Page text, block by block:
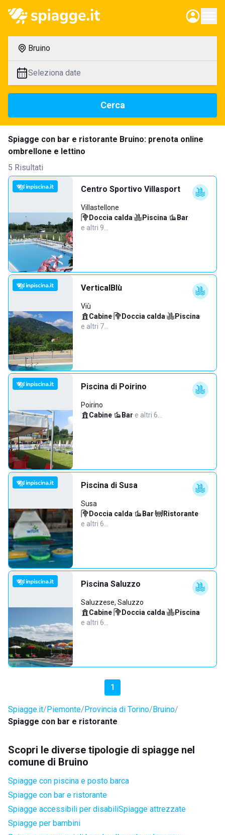
Bruino
Seleziona date
Cerca
Spiagge con bar e ristorante Bruino: prenota online
ombrellone e lettino
5 Risultati
Centro Sportivo Villasport
Villastellone
Doccia calda· Piscina· Bar·
e altri 9…
VerticalBlù
Viù
Cabine· Doccia calda· Piscina·
e altri 7…
Piscina di Poirino
Poirino
Cabine· Bar·e altri 6…
Piscina di Susa
Susa
Doccia calda· Bar· Ristorante·
e altri 6…
Piscina Saluzzo
Saluzzese, Saluzzo
Cabine· Doccia calda· Piscina·
e altri 6…
1
Spiagge.it Piemonte Provincia di Torino Bruino
Spiagge con bar e ristorante
Scopri le diverse tipologie di spiagge nel
comune di Bruino
Spiagge con piscina e posto barca
Spiagge con bar e ristorante
Spiagge accessibili per disabiliSpiagge attrezzate
Spiagge per bambini